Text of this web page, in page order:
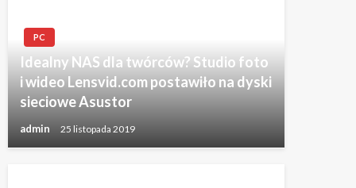
PC
Idealny NAS dla twórców? Studio foto
i wideo Lensvid.com postawiło na dyski
sieciowe Asustor
admin 25 listopada 2019